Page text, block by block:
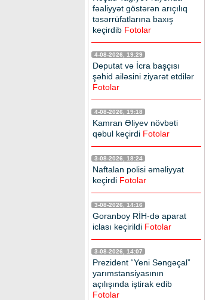
fəaliyyət göstərən arıçılıq
təsərrüfatlarına baxış
keçirdib Fotolar
4-08-2026, 19:29
Deputat və İcra başçısı
şəhid ailəsini ziyarət etdilər
Fotolar
4-08-2026, 19:18
Kamran Əliyev növbəti
qəbul keçirdi Fotolar
3-08-2026, 18:24
Naftalan polisi əməliyyat
keçirdi Fotolar
3-08-2026, 14:16
Goranboy RİH-də aparat
iclası keçirildi Fotolar
3-08-2026, 14:07
Prezident “Yeni Səngəçal”
yarımstansiyasının
açılışında iştirak edib
Fotolar